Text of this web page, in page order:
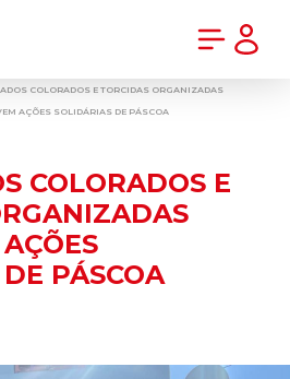
COLORADOS E TORCIDAS ORGANIZADAS
AÇÕES SOLIDÁRIAS DE PÁSCOA
COLORADOS E
PÁSCOA